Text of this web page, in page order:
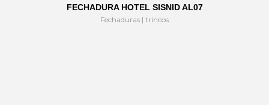
FECHADURA HOTEL SISNID AL07
Fechaduras | trincos